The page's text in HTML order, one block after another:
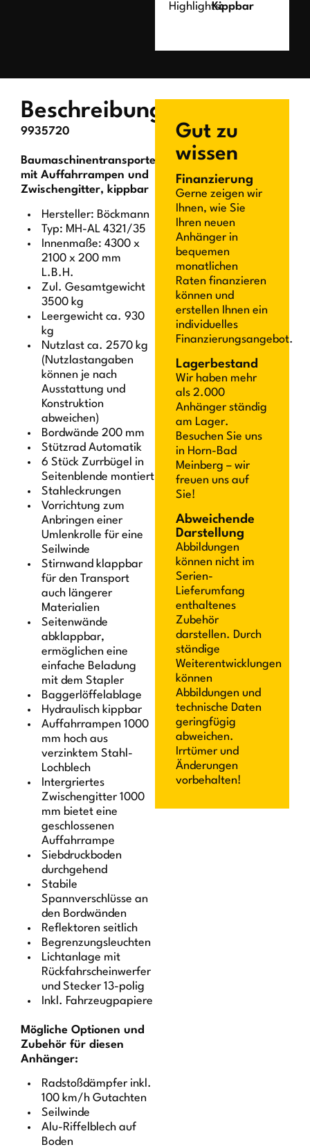
Highlights:Kippbar
Beschreibung
9935720
Baumaschinentransporter
mit Auffahrrampen und
Zwischengitter, kippbar
Hersteller: Böckmann
Typ: MH-AL 4321/35
Innenmaße: 4300 x
2100 x 200 mm
L.B.H.
Zul. Gesamtgewicht
3500 kg
Leergewicht ca. 930
kg
Nutzlast ca. 2570 kg
(Nutzlastangaben
können je nach
Ausstattung und
Konstruktion
abweichen)
Bordwände 200 mm
Stützrad Automatik
6 Stück Zurrbügel in
Seitenblende montiert
Stahleckrungen
Vorrichtung zum
Anbringen einer
Umlenkrolle für eine
Seilwinde
Stirnwand klappbar
für den Transport
auch längerer
Materialien
Seitenwände
abklappbar,
ermöglichen eine
einfache Beladung
mit dem Stapler
Baggerlöffelablage
Hydraulisch kippbar
Auffahrrampen 1000
mm hoch aus
verzinktem Stahl-
Lochblech
Intergriertes
Zwischengitter 1000
mm bietet eine
geschlossenen
Auffahrrampe
Siebdruckboden
durchgehend
Stabile
Spannverschlüsse an
den Bordwänden
Reflektoren seitlich
Begrenzungsleuchten
Lichtanlage mit
Rückfahrscheinwerfer
und Stecker 13-polig
Inkl. Fahrzeugpapiere
Mögliche Optionen und
Zubehör für diesen
Anhänger:
Radstoßdämpfer inkl.
100 km/h Gutachten
Seilwinde
Alu-Riffelblech auf
Boden
Gut zu
wissen
Finanzierung
Gerne zeigen wir
Ihnen, wie Sie
Ihren neuen
Anhänger in
bequemen
monatlichen
Raten finanzieren
können und
erstellen Ihnen ein
individuelles
Finanzierungsangebot.
Lagerbestand
Wir haben mehr
als 2.000
Anhänger ständig
am Lager.
Besuchen Sie uns
in Horn-Bad
Meinberg – wir
freuen uns auf
Sie!
Abweichende
Darstellung
Abbildungen
können nicht im
Serien-
Lieferumfang
enthaltenes
Zubehör
darstellen. Durch
ständige
Weiterentwicklungen
können
Abbildungen und
technische Daten
geringfügig
abweichen.
Irrtümer und
Änderungen
vorbehalten!